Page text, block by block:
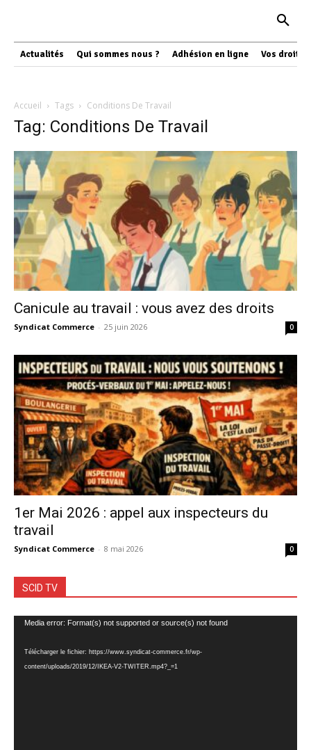
Actualités Qui sommes nous ? Adhésion en ligne Vos droits
Accueil Tags Conditions De Travail
Tag: Conditions De Travail
Canicule au travail : vous avez des droits
Syndicat Commerce - 25 juin 2026 0
1er Mai 2026 : appel aux inspecteurs du
travail
Syndicat Commerce - 8 mai 2026 0
SCID TV
Lecteur
Media error: Format(s) not supported or source(s) not found
Télécharger le fichier: https://www.syndicat-commerce.fr/wp-
content/uploads/2019/12/IKEA-V2-TWITER.mp4?_=1